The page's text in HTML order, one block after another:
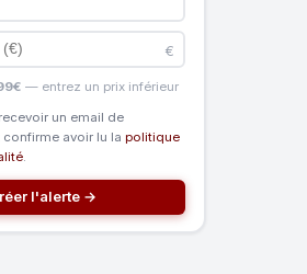
SANS FIL LIGHTSPEED
€
— entrez un prix inférieur
un email de
avoir lu la politique
.
l'alerte →